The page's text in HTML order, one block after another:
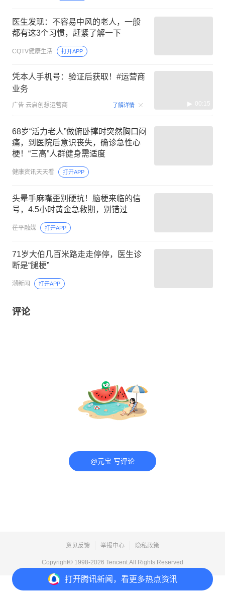
打开腾讯新闻，看更多热点资讯
医生发现：不容易中风的老人，一般
都有这3个习惯，赶紧了解一下
CQTV健康生活 打开APP
凭本人手机号：验证后获取！#运营商
业务
广告 云启创想运营商 了解详情 00:15
68岁“活力老人”做俯卧撑时突然胸口闷
痛，到医院后意识丧失，确诊急性心
梗！“三高”人群健身需适度
健康资讯天天看 打开APP
头晕手麻嘴歪别硬抗！脑梗来临的信
号，4.5小时黄金急救期，别错过
茌平融媒 打开APP
71岁大伯几百米路走走停停，医生诊
断是“腿梗”
潮新闻 打开APP
评论
@元宝 写评论
意见反馈 举报中心 隐私政策
Copyright© 1998-2026 Tencent.All Rights Reserved